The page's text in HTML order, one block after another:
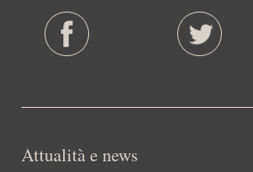
Attualità e news